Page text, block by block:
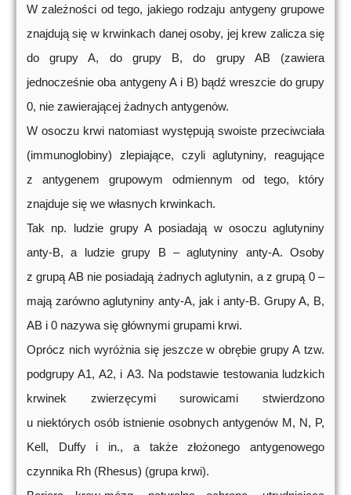
W zależności od tego, jakiego rodzaju antygeny grupowe
znajdują się w krwinkach danej osoby, jej krew zalicza się
do grupy A, do grupy B, do grupy AB (zawiera
jednocześnie oba antygeny A i B) bądź wreszcie do grupy
0, nie zawierającej żadnych antygenów.
W osoczu krwi natomiast występują swoiste przeciwciała
(immunoglobiny) zlepiające, czyli aglutyniny, reagujące
z antygenem grupowym odmiennym od tego, który
znajduje się we własnych krwinkach.
Tak np. ludzie grupy A posiadają w osoczu aglutyniny
anty-B, a ludzie grupy B – aglutyniny anty-A. Osoby
z grupą AB nie posiadają żadnych aglutynin, a z grupą 0 –
mają zarówno aglutyniny anty-A, jak i anty-B. Grupy A, B,
AB i 0 nazywa się głównymi grupami krwi.
Oprócz nich wyróżnia się jeszcze w obrębie grupy A tzw.
podgrupy A1, A2, i A3. Na podstawie testowania ludzkich
krwinek zwierzęcymi surowicami stwierdzono
u niektórych osób istnienie osobnych antygenów M, N, P,
Kell, Duffy i in., a także złożonego antygenowego
czynnika Rh (Rhesus) (grupa krwi).